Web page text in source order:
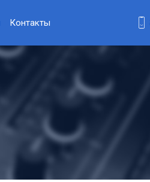
Контакты